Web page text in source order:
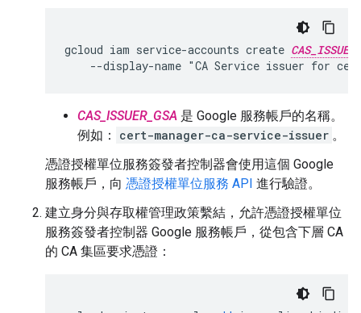
gcloud iam service-accounts create
CAS_ISSUER_GSA 是 Google 服務帳戶的名稱。
例如：
cert-manager-ca-service-issuer 。
憑證授權單位服務簽發者控制器會使用這個 Google
服務帳戶，向 憑證授權單位服務 API 進行驗證。
建立身分與存取權管理政策繫結，允許憑證授權單位
服務簽發者控制器 Google 服務帳戶，從包含下層 CA
的 CA 集區要求憑證：